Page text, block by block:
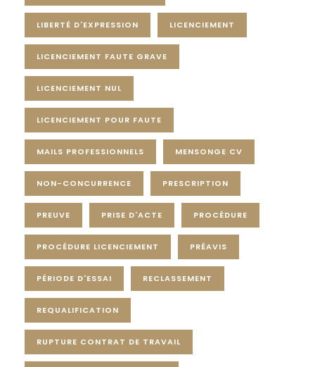
LIBERTÉ D'EXPRESSION LICENCIEMENT
LICENCIEMENT FAUTE GRAVE
LICENCIEMENT NUL
LICENCIEMENT POUR FAUTE
MAILS PROFESSIONNELS MENSONGE CV
NON-CONCURRENCE PRESCRIPTION
PREUVE PRISE D'ACTE PROCÉDURE
PROCÉDURE LICENCIEMENT PRÉAVIS
PÉRIODE D'ESSAI RECLASSEMENT
REQUALIFICATION
RUPTURE CONTRAT DE TRAVAIL